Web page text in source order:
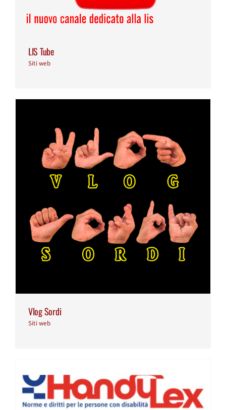
LIS Tube
Siti web
Vlog Sordi
Siti web